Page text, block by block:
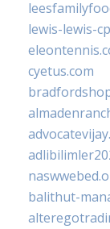
lewis-lewis-
cyetus.com
balithut-